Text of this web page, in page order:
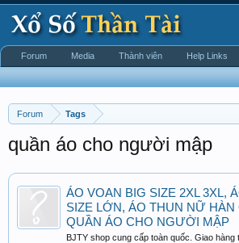
Forum Tags
quần áo cho người mập
ÁO VOAN BIG SIZE 2XL 3XL,
SIZE LỚN, ÁO THUN NỮ HÀN
QUẦN ÁO CHO NGƯỜI MẬP
BJTY shop cung cấp toàn quốc. Giao
Forum Media Thành viên Help Links